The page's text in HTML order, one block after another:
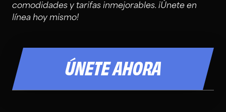
comodidades y tarifas inmejorables. ¡Únete en
línea hoy mismo!
ÚNETE AHORA